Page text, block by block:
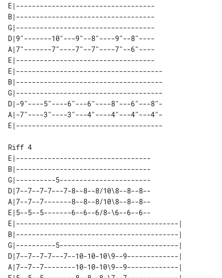
E|-----------------------------------
B|-----------------------------------
G|-----------------------------------
D|9"-------10"---9"--8"----9"--8"----
A|7"-------7"----7"--7"----7"--6"----
E|-----------------------------------
E|-------------------------------------
B|-------------------------------------
G|-------------------------------------
D|-9"----5"----6"---6"----8"---6"---8"-
A|-7"----3"----3"---4"----4"---4"---4"-
Riff 4
E|----------------------------------
B|----------------------------------
G|----------5-----------------------
D|7--7--7-7---7-8--8--8/10\8--8--8--
A|7--7--7-------8--8--8/10\8--8--8--
E|5--5--5-------6--6--6/8-\6--6--6--
E|-----------------------------------------|
B|-----------------------------------------|
G|----------5------------------------------|
D|7--7--7-7---7--10-10-10\9--9-------------|
A|7--7--7--------10-10-10\9--9-------------|